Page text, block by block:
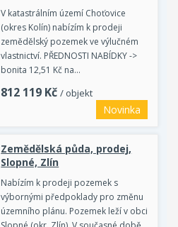
V katastrálním území Choťovice
(okres Kolín) nabízím k prodeji
zemědělský pozemek ve výlučném
vlastnictví. PŘEDNOSTI NABÍDKY ->
bonita 12,51 Kč na…
812 119 Kč / objekt
Novinka
Zemědělská půda, prodej,
Slopné, Zlín
Nabízím k prodeji pozemek s
výbornými předpoklady pro změnu
územního plánu. Pozemek leží v obci